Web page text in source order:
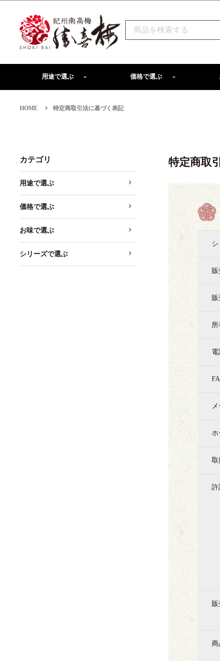
用途で選ぶ 価格で選ぶ
HOME 特定商取引法に基づく表記
カテゴリ
用途で選ぶ
価格で選ぶ
お味で選ぶ
シリーズで選ぶ
特定商取
取
許
商